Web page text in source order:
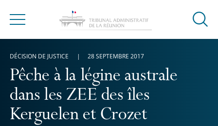
Menu
Ouvrir
Pêche à la légine australe
dans les ZEE des îles
Kerguelen et Crozet
DÉCISION DE JUSTICE 28 SEPTEMBRE 2017